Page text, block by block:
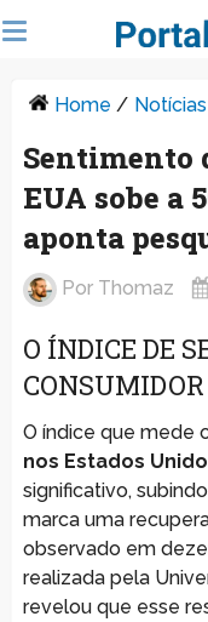
Home / Notícias
Sentimento
EUA sobe a
aponta
Por Thomaz
O ÍNDICE DE
O índice que mede
nos Estados
significativo,
marca uma
observado em
realizada pela
revelou que esse